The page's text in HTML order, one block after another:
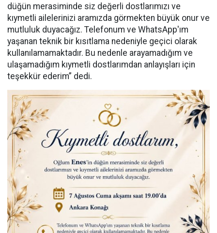
düğün merasiminde siz değerli dostlarımızı ve
kıymetli ailelerinizi aramızda görmekten büyük onur ve
mutluluk duyacağız. Telefonum ve WhatsApp'ım
yaşanan teknik bir kısıtlama nedeniyle geçici olarak
kullanılamamaktadır. Bu nedenle arayamadığım ve
ulaşamadığım kıymetli dostlarımdan anlayışları için
teşekkür ederim” dedi.